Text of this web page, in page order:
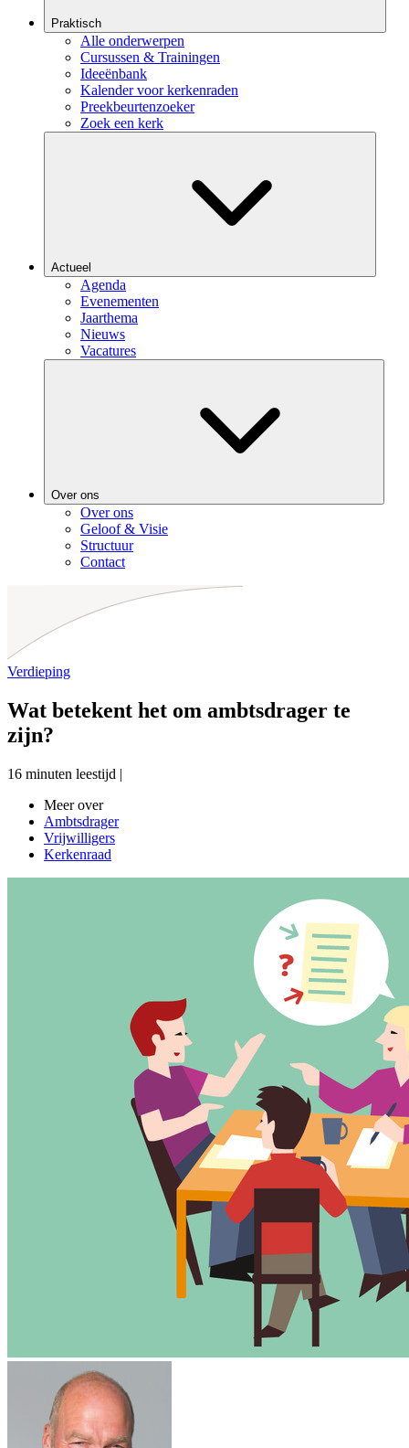
Praktisch
Alle onderwerpen
Cursussen & Trainingen
Ideeënbank
Kalender voor kerkenraden
Preekbeurtenzoeker
Zoek een kerk
Actueel
Agenda
Evenementen
Jaarthema
Nieuws
Vacatures
Over ons
Over ons
Geloof & Visie
Structuur
Contact
Verdieping
Wat betekent het om ambtsdrager te
zijn?
16 minuten leestijd |
Meer over
Ambtsdrager
Vrijwilligers
Kerkenraad